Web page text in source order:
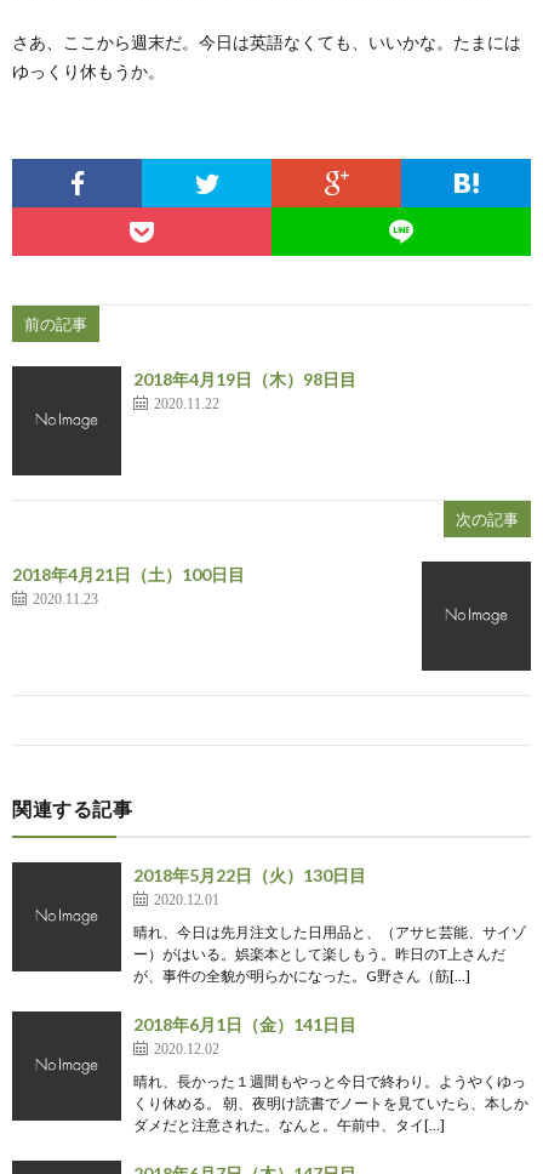
さあ、ここから週末だ。今日は英語なくても、いいかな。たまには
ゆっくり休もうか。
前の記事
2018年4月19日（木）98日目
2020.11.22
次の記事
2018年4月21日（土）100日目
2020.11.23
関連する記事
2018年5月22日（火）130日目
2020.12.01
晴れ、今日は先月注文した日用品と、（アサヒ芸能、サイゾ
ー）がはいる。娯楽本として楽しもう。昨日のT上さんだ
が、事件の全貌が明らかになった。G野さん（筋[…]
2018年6月1日（金）141日目
2020.12.02
晴れ、長かった１週間もやっと今日で終わり。ようやくゆっ
くり休める。 朝、夜明け読書でノートを見ていたら、本しか
ダメだと注意された。なんと。午前中、タイ[…]